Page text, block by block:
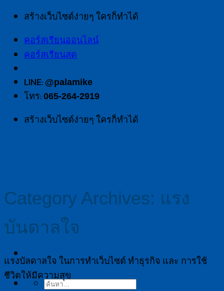
Skip
content
สร้างเว็บไซต์ง่ายๆ ใครก็ทำได้
คอร์สเรียนออนไลน์
คอร์สเรียนสด
LINE: @palamike
โทร: 065-264-2919
สร้างเว็บไซต์ง่ายๆ ใครก็ทำได้
ค้นหา:
Category Archives: แรง
บันดาลใจ
แรงบัลดาลใจ ในการทำเว็บไซต์ ทำธุรกิจ และ การใช้
ชีวิตให้มีความสุข